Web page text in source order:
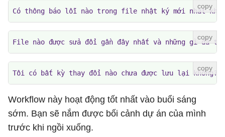
Có thông báo lỗi nào trong file nhật ký mới nhất
File nào được sửa đổi gần đây nhất và những gì đã
Tôi có bất kỳ thay đổi nào chưa được lưu lại không?
Workflow này hoạt động tốt nhất vào buổi sáng
sớm. Bạn sẽ nắm được bối cảnh dự án của mình
trước khi ngồi xuống.